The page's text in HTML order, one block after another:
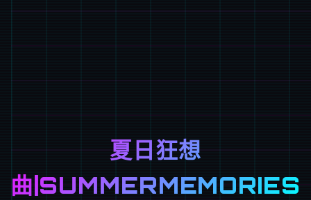
夏日狂想
曲|SUMMERMEMORIES